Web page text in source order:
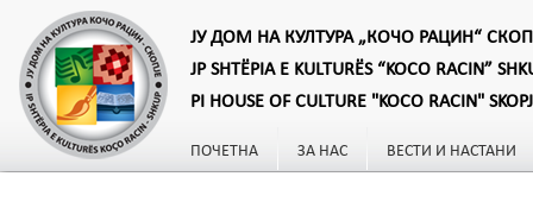
ЈУ ДОМ НА КУЛТУРА „КОЧО РАЦИН“
JP SHTËPIA E KULTURËS “KOCO RACIN”
PI HOUSE OF CULTURE "KOCO RACIN"
ПОЧЕТНА ЗА НАС ВЕСТИ И НАСТАНИ